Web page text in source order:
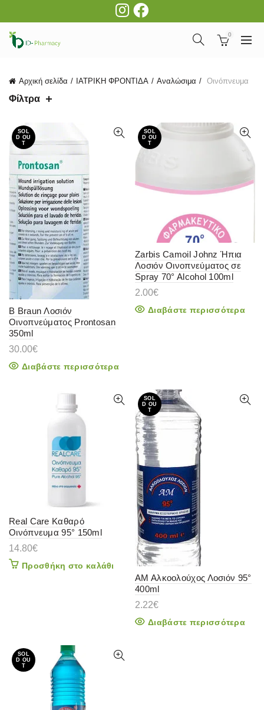
0
Αρχική σελίδα ΙΑΤΡΙΚΗ ΦΡΟΝΤΙΔΑ Αναλώσιμα Οινόπνευμα
Φίλτρα
SOL
D OU
T
B Braun Λοσιόν
Οινοπνεύματος Prontosan
350ml
30.00€
Διαβάστε περισσότερα
SOL
D OU
T
Zarbis Camoil Johnz Ήπια
Λοσιόν Οινοπνεύματος σε
Spray 70° Alcohol 100ml
2.00€
Διαβάστε περισσότερα
Real Care Καθαρό
Οινόπνευμα 95° 150ml
14.80€
Προσθήκη στο καλάθι
SOL
D OU
T
ΑΜ Αλκοολούχος Λοσιόν 95°
400ml
2.22€
Διαβάστε περισσότερα
SOL
D OU
T